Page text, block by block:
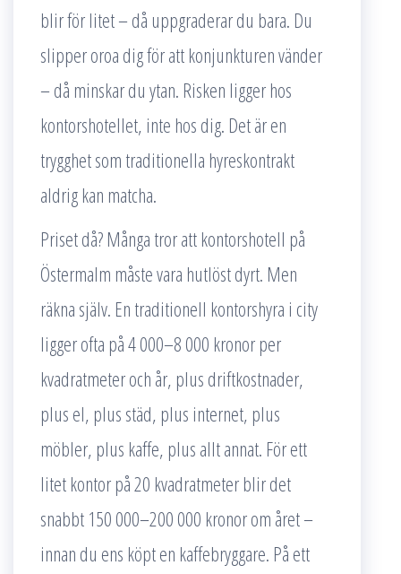
blir för litet – då uppgraderar du bara. Du
slipper oroa dig för att konjunkturen vänder
– då minskar du ytan. Risken ligger hos
kontorshotellet, inte hos dig. Det är en
trygghet som traditionella hyreskontrakt
aldrig kan matcha.
Priset då? Många tror att kontorshotell på
Östermalm måste vara hutlöst dyrt. Men
räkna själv. En traditionell kontorshyra i city
ligger ofta på 4 000–8 000 kronor per
kvadratmeter och år, plus driftkostnader,
plus el, plus städ, plus internet, plus
möbler, plus kaffe, plus allt annat. För ett
litet kontor på 20 kvadratmeter blir det
snabbt 150 000–200 000 kronor om året –
innan du ens köpt en kaffebryggare. På ett